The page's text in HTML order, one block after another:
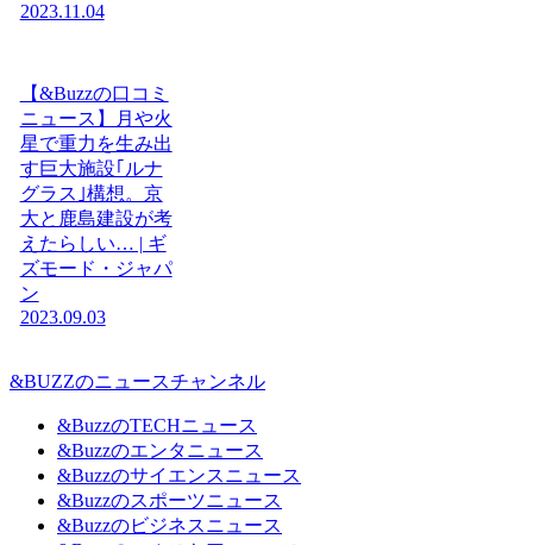
2023.11.04
【&Buzzの口コミ
ニュース】月や火
星で重力を生み出
す巨大施設｢ルナ
グラス｣構想。京
大と鹿島建設が考
えたらしい… | ギ
ズモード・ジャパ
ン
2023.09.03
&BUZZのニュースチャンネル
&BuzzのTECHニュース
&Buzzのエンタニュース
&Buzzのサイエンスニュース
&Buzzのスポーツニュース
&Buzzのビジネスニュース